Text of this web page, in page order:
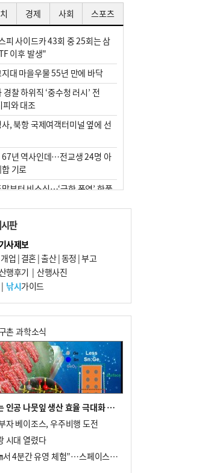
경제 사회 스포츠
피 사이드카 43회 중 25회는 삼
이후 발생"
대 마을우물 55년 만에 바닥
경찰 하위직 ‘중수청 러시’ 전
와 대조
, 북항 국제여객터미널 옆에 선
67년 역사인데…전교생 24명 아
기로
부터 비소식…‘극한 폭염’ 한풀
삼락·을숙도·다대포 연결해 서
우자”
씨- 2026년 8월 7일
‘인신매매 경유지’ 된 부산…
로
부 신청사 북항으로 확정, 해양
전환점
판
사제보
개업 | 결혼|출산|동정 |부고
행후기 | 산행사진
낚시가이드
촌 과학소식
수소 만드는 인공 나뭇잎 생산 효율 극대화 기술 개발
자 베이조스, 우주비행 도전
시대 열렸다
“고도 88㎞서 4분간 유영 체험”…스페이스X(일론 머스크 설립 기업) 9월 궤도비행 도전